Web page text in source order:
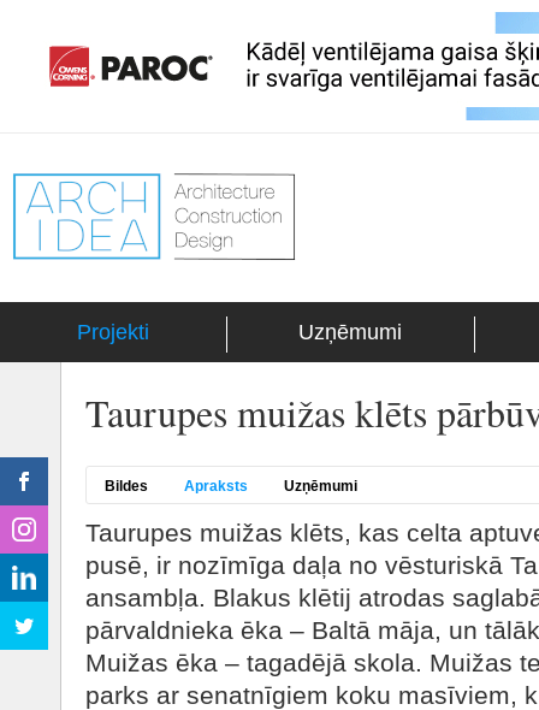
Projekti Uzņēmumi
Taurupes muižas klēts
Bildes Apraksts Uzņēmumi
Taurupes muižas klēts, kas celta
pusē, ir nozīmīga daļa no vēsturiskā
ansambļa. Blakus klētij atrodas
pārvaldnieka ēka – Baltā māja, un
Muižas ēka – tagadējā skola. Muižas
parks ar senatnīgiem koku masīviem,